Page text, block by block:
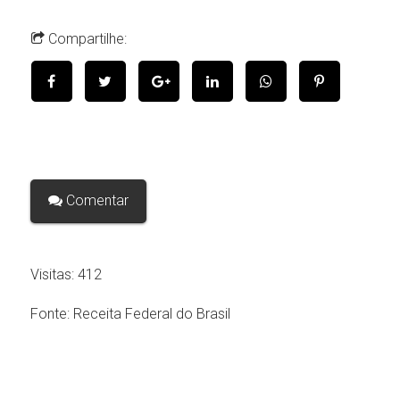
Compartilhe:
Comentar
Visitas:412
Fonte:Receita Federal do Brasil